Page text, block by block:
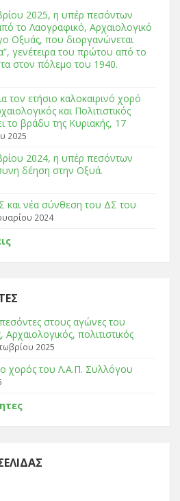
2025, η υπέρ πεσόντων
το Λαογραφικό, Αρχαιολογικό
Οξυάς, που διοργανώνεται
γενέτειρα του πρώτου από το
στον πόλεμο του 1940.
τον ετήσιο καλοκαιρινό χορό
και Πολιτιστικός
το βράδυ της Κυριακής, 17
2025
2024, η υπέρ πεσόντων
δέηση στην Οξυά.
και νέα σύνθεση του ΔΣ του
2024
στους αγώνες του
πολιτιστικός
2025
χορός του Λ.Α.Π. Συλλόγου